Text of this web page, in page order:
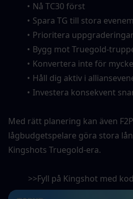
Nå TC30 först
Spara TG till stora
Prioritera
Bygg mot Truegold-
Konvertera inte för
Håll dig aktiv i
Investera konsekvent
Med rätt planering kan även
lågbudgetspelare göra stora
Kingshots Truegold-era.
>>Fyll på Kingshot med